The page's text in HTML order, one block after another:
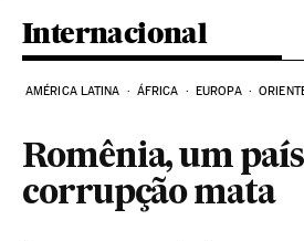
Internacional
AMÉRICA LATINA ÁFRICA EUROPA
Romênia, um
corrupção mata